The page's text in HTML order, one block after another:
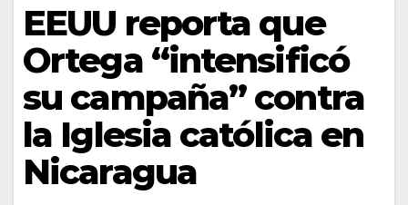
EEUU reporta que
Ortega “intensificó
su campaña” contra
la Iglesia católica en
Nicaragua